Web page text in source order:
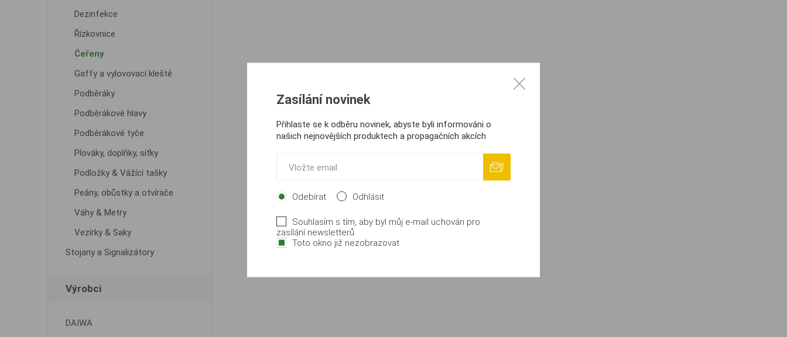
Dezinfekce
Řízkovnice
Čeřeny
Gaffy a vylovovací kleště
Podběráky
Podběrákové hlavy
Podběrákové tyče
Plováky, doplňky, síťky
Podložky & Vážící tašky
Peány, obůstky a otvírače
Váhy & Metry
Vezírky & Saky
Stojany a Signalizátory
Výrobci
DAIWA
Zasílání novinek
Přihlaste se k odběru novinek, abyste byli informováni o
našich nejnovějších produktech a propagačních akcích
Odebírat Odhlásit
Souhlasím s tím, aby byl můj e-mail uchován pro
zasílání newsletterů
Toto okno již nezobrazovat